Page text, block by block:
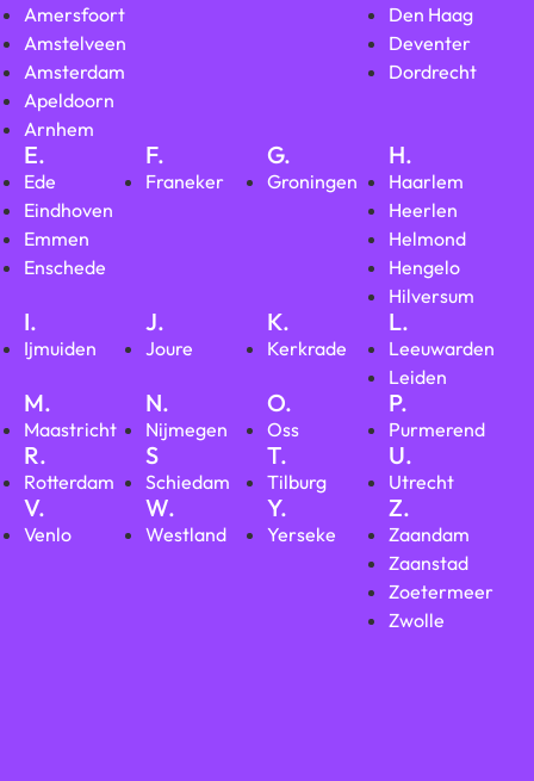
Amersfoort
Amstelveen
Amsterdam
Apeldoorn
Arnhem
Den Haag
Deventer
Dordrecht
E.
Ede
Eindhoven
Emmen
Enschede
F.
Franeker
G.
Groningen
H.
Haarlem
Heerlen
Helmond
Hengelo
Hilversum
I.
Ijmuiden
J.
Joure
K.
Kerkrade
L.
Leeuwarden
Leiden
M.
Maastricht
N.
Nijmegen
O.
Oss
P.
Purmerend
R.
Rotterdam
S
Schiedam
T.
Tilburg
U.
Utrecht
V.
Venlo
W.
Westland
Y.
Yerseke
Z.
Zaandam
Zaanstad
Zoetermeer
Zwolle